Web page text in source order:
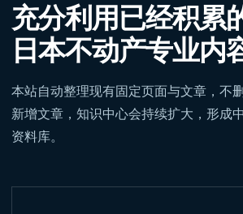
充分利用已经积累
日本不动产专业内
本站自动整理现有固定页面与文章，不
新增文章，知识中心会持续扩大，形成
资料库。